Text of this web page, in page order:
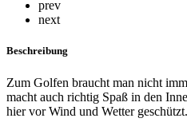
prev
next
Beschreibung
Zum Golfen braucht man nicht
macht auch richtig Spaß in den
hier vor Wind und Wetter geschützt.